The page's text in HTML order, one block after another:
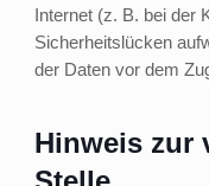
Internet (z. B. bei der
Sicherheitslücken
der Daten vor dem
Hinweis zur